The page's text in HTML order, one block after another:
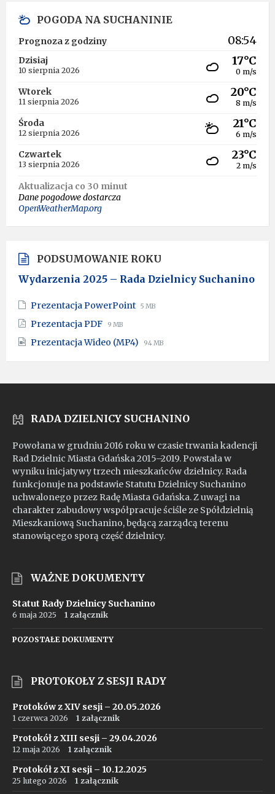
POGODA NA SUCHANINIE
Prognoza z godziny 08:54
Dzisiaj
10 sierpnia 2026
17°C
0 m/s
Wtorek
11 sierpnia 2026
20°C
8 m/s
Środa
12 sierpnia 2026
21°C
6 m/s
Czwartek
13 sierpnia 2026
23°C
2 m/s
Aktualizacja co 30 minut
Dane pogodowe dostarcza
OpenWeatherMap.org
PODSUMOWANIE ROKU
Wydarzenia 2025 – Rada Dzielnicy Suchanino
Prezentacja PowerPoint File
File
5 MB
Prezentacja PDF File
pdf
File
9 MB
Prezentacja Wideo (MP4) File
mp4
File
94 MB
RADA DZIELNICY SUCHANINO
Powołana w grudniu 2016 roku w czasie trwania kadencji
Rad Dzielnic Miasta Gdańska 2015–2019. Powstała w
wyniku inicjatywy trzech mieszkańców dzielnicy. Rada
funkcjonuje na podstawie Statutu Dzielnicy Suchanino
uchwalonego przez Radę Miasta Gdańska. Z uwagi na
charakter zabudowy współpracuje ściśle ze Spółdzielnią
Mieszkaniową Suchanino, będącą zarządcą terenu
stanowiącego sporą część dzielnicy.
WAŻNE DOKUMENTY
Statut Rady Dzielnicy Suchanino
6 maja 2025 1 załącznik
POZOSTAŁE DOKUMENTY
PROTOKOŁY Z SESJI RADY
Protoków z XIV sesji – 20.05.2026
1 czerwca 2026 1 załącznik
Protokół z XIII sesji – 29.04.2026
12 maja 2026 1 załącznik
Protokół z XI sesji – 10.12.2025
25 lutego 2026 1 załącznik